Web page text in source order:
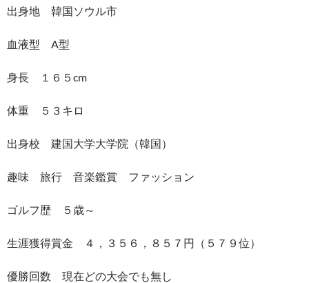
出身地 韓国ソウル市
血液型 A型
身長 １６５cm
体重 ５３キロ
出身校 建国大学大学院（韓国）
趣味 旅行 音楽鑑賞 ファッション
ゴルフ歴 ５歳～
生涯獲得賞金 ４，３５６，８５７円（５７９位）
優勝回数 現在どの大会でも無し